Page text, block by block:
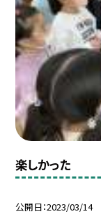
楽しかった
公開日 2023/03/14